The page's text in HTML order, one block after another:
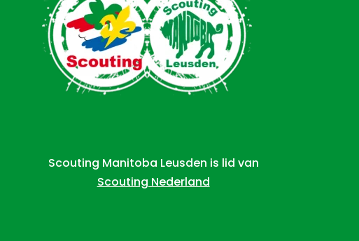
Scouting Manitoba Leusden is lid van
Scouting Nederland